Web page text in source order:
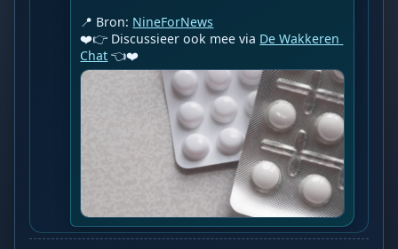
📍 Bron: NineForNews
❤️👉 Discussieer ook mee via De Wakkeren
Chat 👈❤️